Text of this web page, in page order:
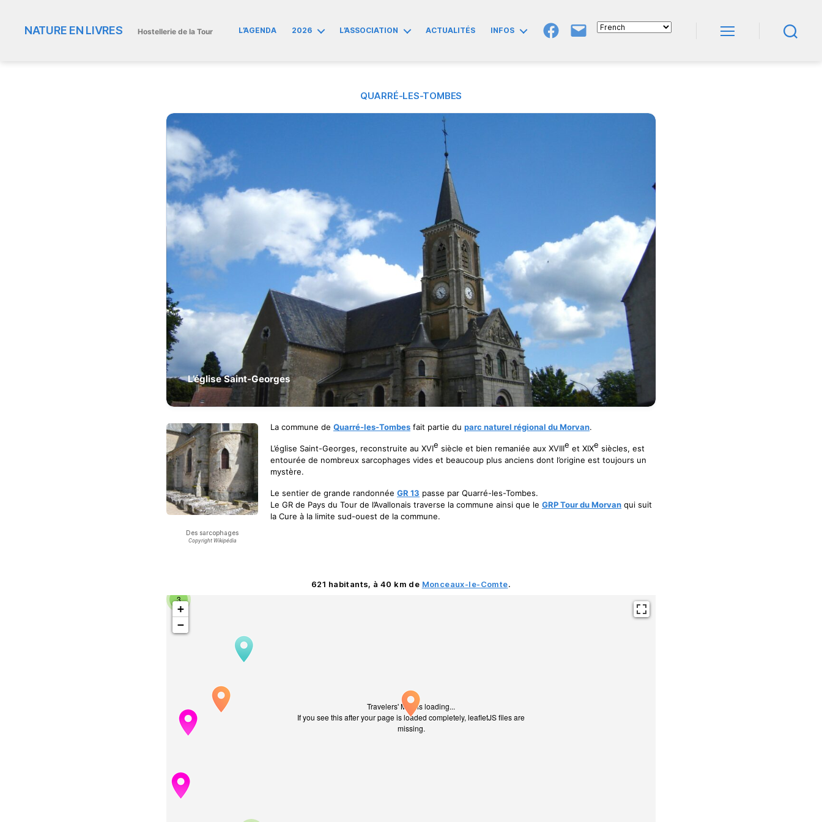
NATURE EN LIVRES Hostellerie de la Tour L’AGENDA 2026 L’ASSOCIATION ACTUALITÉS INFOS
GroupeE-
QUARRÉ-LES-TOMBES
L’église Saint-Georges
Des sarcophages
Copyright Wikipédia
La commune de Quarré-les-Tombes fait partie du parc naturel régional du Morvan.
L’église Saint-Georges, reconstruite au XVIe siècle et bien remaniée aux XVIIIe et XIXe siècles, est
entourée de nombreux sarcophages vides et beaucoup plus anciens dont l’origine est toujours un
mystère.
Le sentier de grande randonnée GR 13 passe par Quarré-les-Tombes.
Le GR de Pays du Tour de l’Avallonais traverse la commune ainsi que le GRP Tour du Morvan qui suit
la Cure à la limite sud-ouest de la commune.
621 habitants, à 40 km de Monceaux-le-Comte.
Travelers' Map is loading...
If you see this after your page is loaded completely, leafletJS files are
missing.
3
+
−